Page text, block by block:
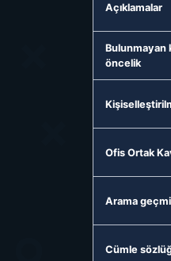
Açıklamalar
Bulunmayan
öncelik
Ofis Ortak
Arama
Cümle